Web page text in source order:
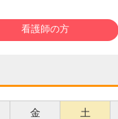
看護師の方
金 土